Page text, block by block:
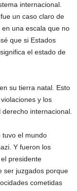
internacional.
un caso claro de
una escala que no
que si Estados
el estado de
su tierra natal. Esto
y los
internacional.
tuvo el mundo
Y fueron los
presidente
ser juzgados porque
cometidas